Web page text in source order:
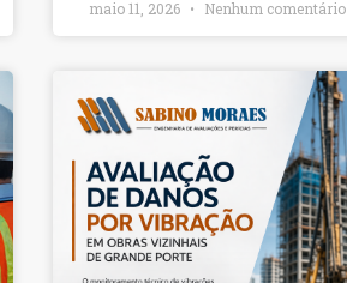
maio 11, 2026 Nenhum comentário